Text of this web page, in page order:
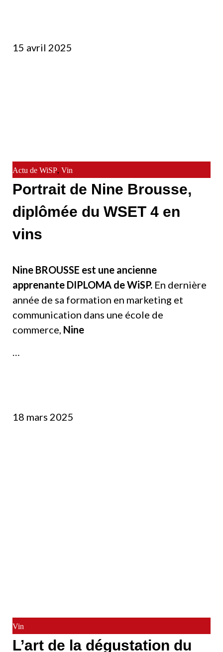
Actu de WiSP, Vin
15 avril 2025
Portrait de Nine Brousse,
diplômée du WSET 4 en
vins
Nine BROUSSE est une ancienne
apprenante DIPLOMA de WiSP. En dernière
année de sa formation en marketing et
communication dans une école de
commerce, Nine
…
Vin
18 mars 2025
L’art de la dégustation du